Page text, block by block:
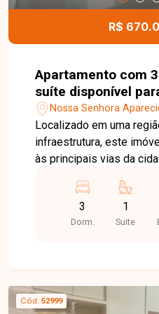
R$
Apartamento com
suíte disponível
em Uberlândia-MG
Nossa Senhora
Localizado em uma
infraestrutura, este
às principais vias da
restaurantes,
proporcionando mais
qualidade de vida para toda a
de área privativa,
distribuídos, excelente
3
Dorm.
1
Suite
Cód. 52999